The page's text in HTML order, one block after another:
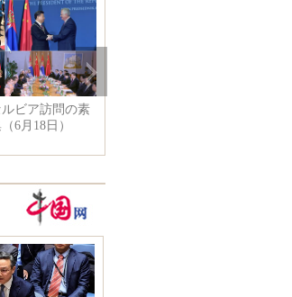
ビア訪問の素
6月18日）